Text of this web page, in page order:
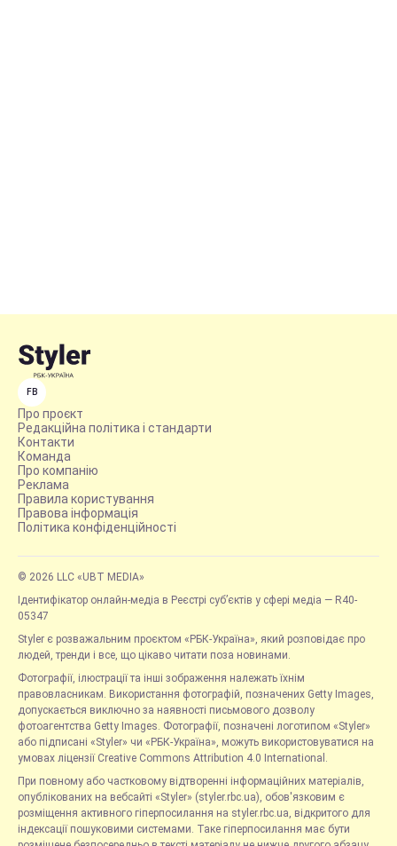
FB
Про проєкт
Редакційна політика і стандарти
Контакти
Команда
Про компанію
Реклама
Правила користування
Правова інформація
Політика конфіденційності
© 2026 LLC «UBT MEDIA»
Ідентифікатор онлайн-медіа в Реєстрі суб’єктів у сфері медіа — R40-
05347
Styler є розважальним проєктом «РБК-Україна», який розповідає про
людей, тренди і все, що цікаво читати поза новинами.
Фотографії, ілюстрації та інші зображення належать їхнім
правовласникам. Використання фотографій, позначених Getty Images,
допускається виключно за наявності письмового дозволу
фотоагентства Getty Images. Фотографії, позначені логотипом «Styler»
або підписані «Styler» чи «РБК-Україна», можуть використовуватися на
умовах ліцензії Creative Commons Attribution 4.0 International.
При повному або частковому відтворенні інформаційних матеріалів,
опублікованих на вебсайті «Styler» (styler.rbc.ua), обов'язковим є
розміщення активного гіперпосилання на styler.rbc.ua, відкритого для
індексації пошуковими системами. Таке гіперпосилання має бути